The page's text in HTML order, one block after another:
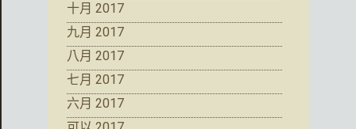
十月 2017
九月 2017
八月 2017
七月 2017
六月 2017